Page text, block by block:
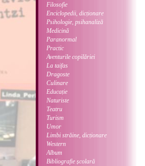
Filosofie
Enciclopedii, dicționare
Psihologie, psihanaliză
Medicină
Paranormal
Practic
Aventurile copilăriei
La taifas
Dragoste
Culinare
Educație
Naturiste
Teatru
Turism
Umor
Limbi străine, dicționare
Western
Album
Bibliografie școlară